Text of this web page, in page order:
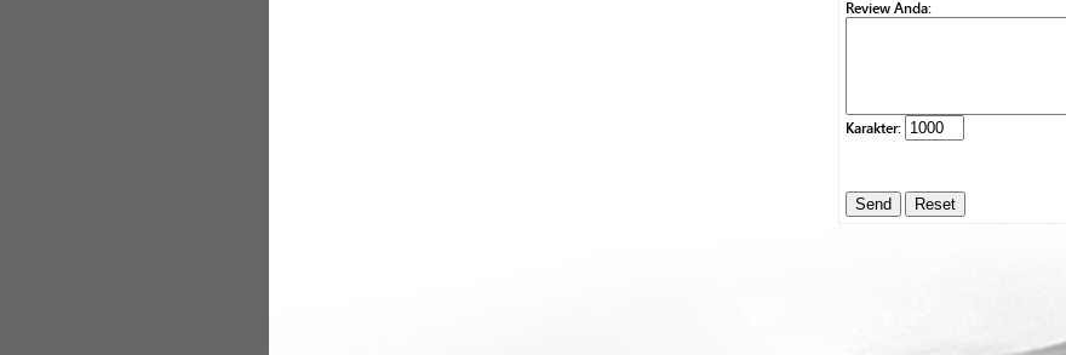
Review Anda:
Karakter: